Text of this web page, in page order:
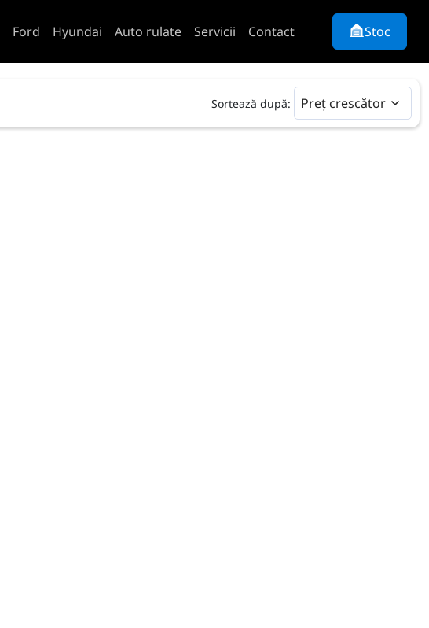
Ford Hyundai Auto rulate Servicii Contact Stoc
Sortează după: Preț crescător